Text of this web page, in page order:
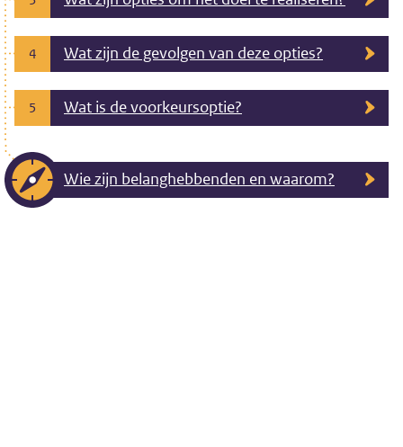
4 Wat zijn de gevolgen van deze opties?
5 Wat is de voorkeursoptie?
Wie zijn belanghebbenden en waarom?